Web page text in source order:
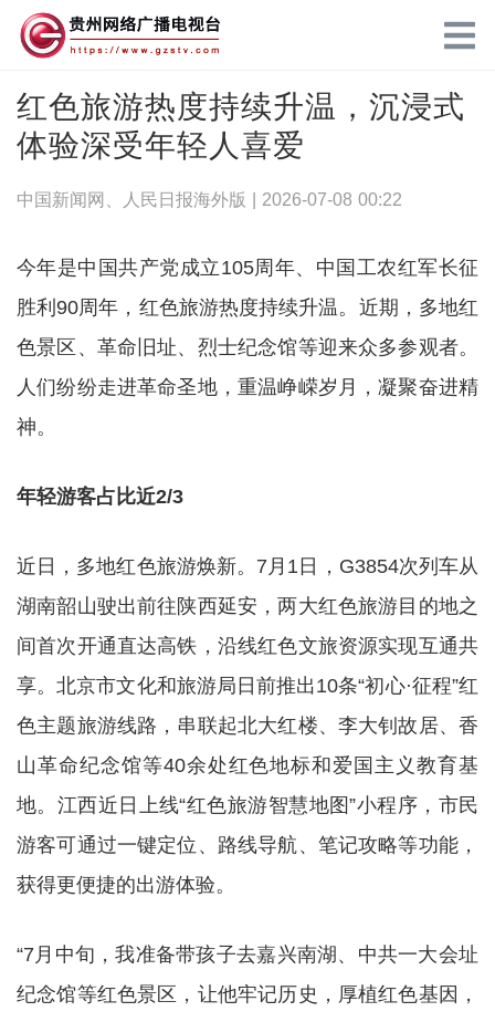
红色旅游热度持续升温，沉浸式
体验深受年轻人喜爱
中国新闻网、人民日报海外版 | 2026-07-08 00:22
今年是中国共产党成立105周年、中国工农红军长征
胜利90周年，红色旅游热度持续升温。近期，多地红
色景区、革命旧址、烈士纪念馆等迎来众多参观者。
人们纷纷走进革命圣地，重温峥嵘岁月，凝聚奋进精
神。
年轻游客占比近2/3
近日，多地红色旅游焕新。7月1日，G3854次列车从
湖南韶山驶出前往陕西延安，两大红色旅游目的地之
间首次开通直达高铁，沿线红色文旅资源实现互通共
享。北京市文化和旅游局日前推出10条“初心·征程”红
色主题旅游线路，串联起北大红楼、李大钊故居、香
山革命纪念馆等40余处红色地标和爱国主义教育基
地。江西近日上线“红色旅游智慧地图”小程序，市民
游客可通过一键定位、路线导航、笔记攻略等功能，
获得更便捷的出游体验。
“7月中旬，我准备带孩子去嘉兴南湖、中共一大会址
纪念馆等红色景区，让他牢记历史，厚植红色基因，